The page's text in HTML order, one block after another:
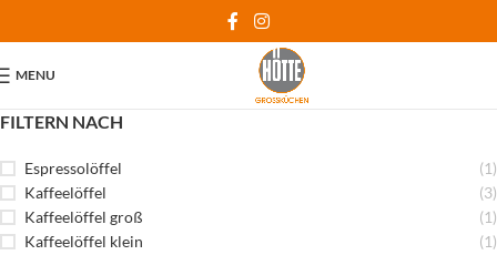
MENU
FILTERN NACH
Espressolöffel
(1)
Kaffeelöffel
(3)
Kaffeelöffel groß
(1)
Kaffeelöffel klein
(1)